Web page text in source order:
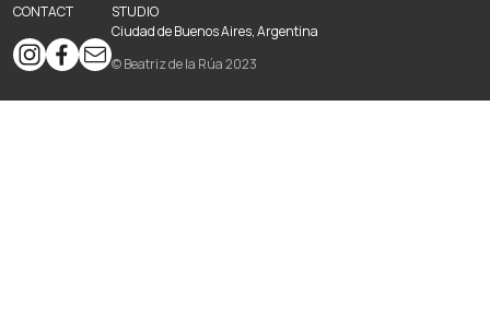
CONTACT
STUDIO
Ciudad de Buenos Aires, Argentina
© Beatriz de la Rúa 2023